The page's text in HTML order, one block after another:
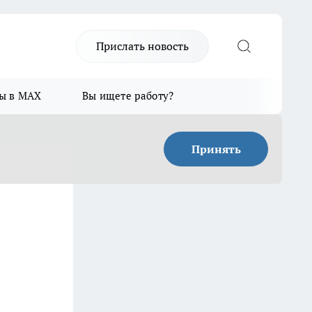
Прислать новость
в MAX Вы ищете работу?
Принять